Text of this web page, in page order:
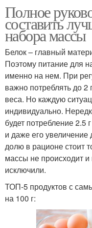
Полное
составить
набора массы
Белок – главный
Поэтому питание для
именно на нем. При
важно потреблять до
веса. Но каждую
индивидуально.
будет потребление 2.5
и даже его
долю в рационе стоит
массы не происходит
исключили.
ТОП-5 продуктов с
на 100 г: